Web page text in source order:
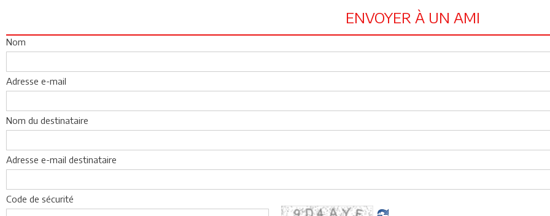
ENVOYER À UN AMI
Nom
Adresse e-mail
Nom du destinataire
Adresse e-mail destinataire
Code de sécurité